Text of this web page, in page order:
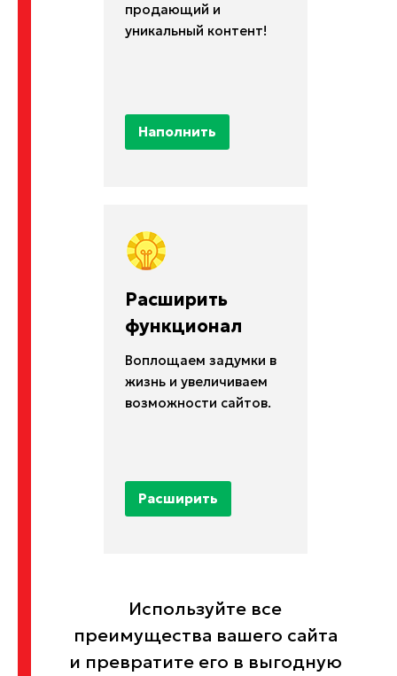
продающий и
уникальный контент!
Наполнить
Расширить
функционал
Воплощаем задумки в
жизнь и увеличиваем
возможности сайтов.
Расширить
Используйте все
преимущества вашего сайта
и превратите его в выгодную